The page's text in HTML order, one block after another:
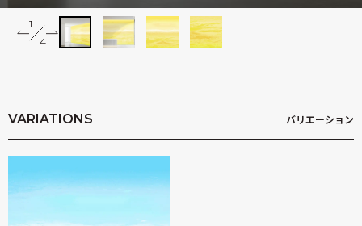
1
2 4
VARIATIONS バリエーション